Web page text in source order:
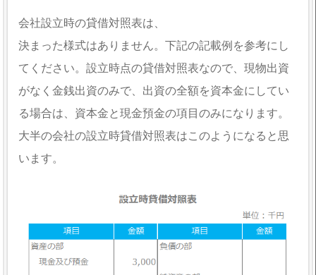
会社設立時の貸借対照表は、
決まった様式はありません。下記の記載例を参考にし
てください。設立時点の貸借対照表なので、現物出資
がなく金銭出資のみで、出資の全額を資本金にしてい
る場合は、資本金と現金預金の項目のみになります。
大半の会社の設立時貸借対照表はこのようになると思
います。